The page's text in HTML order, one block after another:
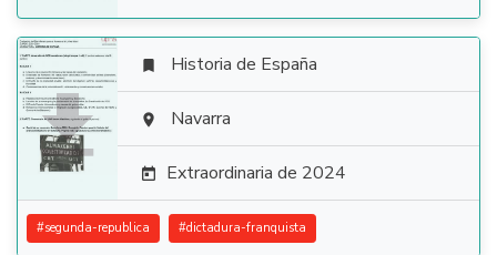

 Historia de España
 Navarra
 Extraordinaria de 2024
#segunda-republica #dictadura-franquista